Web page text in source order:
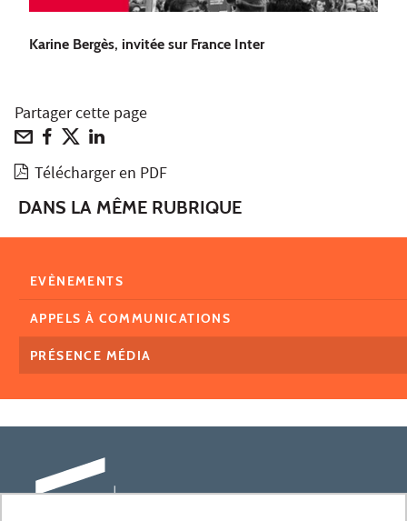
Karine Bergès, invitée sur France Inter
Partager cette page
Télécharger en PDF
DANS LA MÊME RUBRIQUE
EVÈNEMENTS
APPELS À COMMUNICATIONS
PRÉSENCE MÉDIA